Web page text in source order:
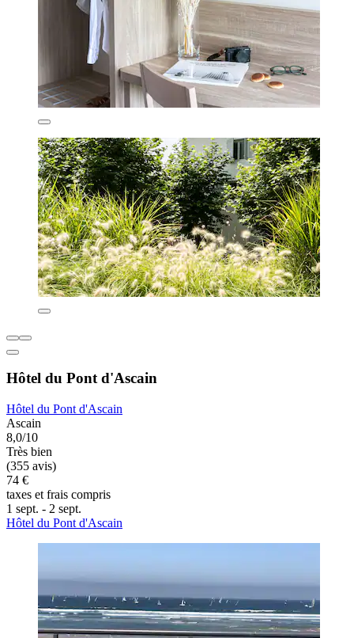
Hôtel du Pont d'Ascain
Hôtel du Pont d'Ascain
Ascain
8,0/10
Très bien
(355 avis)
74 €
taxes et frais compris
1 sept. - 2 sept.
Hôtel du Pont d'Ascain